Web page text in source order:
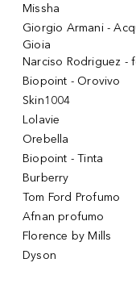
Missha
Giorgio Armani -
Gioia
Narciso Rodriguez -
Biopoint - Orovivo
Skin1004
Lolavie
Orebella
Biopoint - Tinta
Burberry
Tom Ford Profumo
Afnan profumo
Florence by Mills
Dyson